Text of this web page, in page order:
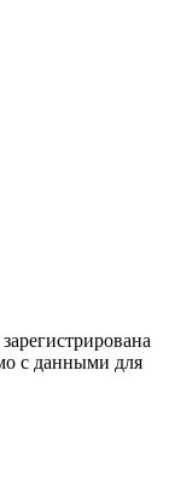
с данными для